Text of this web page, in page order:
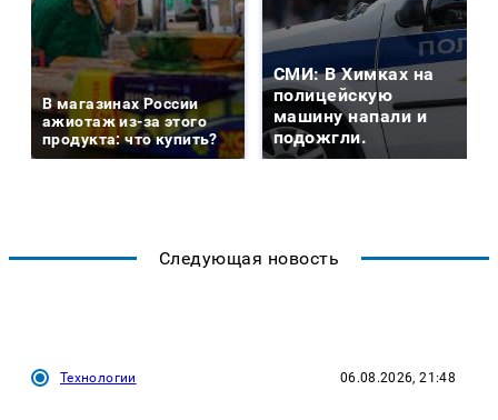
В магазинах России
ажиотаж из-за этого
продукта: что купить?
СМИ: В Химках на
полицейскую
машину напали и
подожгли.
Следующая новость
Технологии 06.08.2026, 21:48